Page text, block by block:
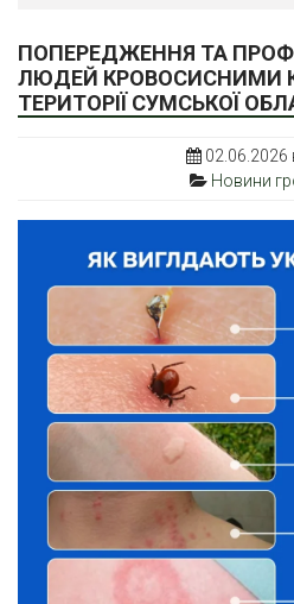
ПОПЕРЕДЖЕННЯ ТА
ЛЮДЕЙ КРОВОСИСНИМИ
ТЕРИТОРІЇ СУМСЬКОЇ
02.06.2026
Новини